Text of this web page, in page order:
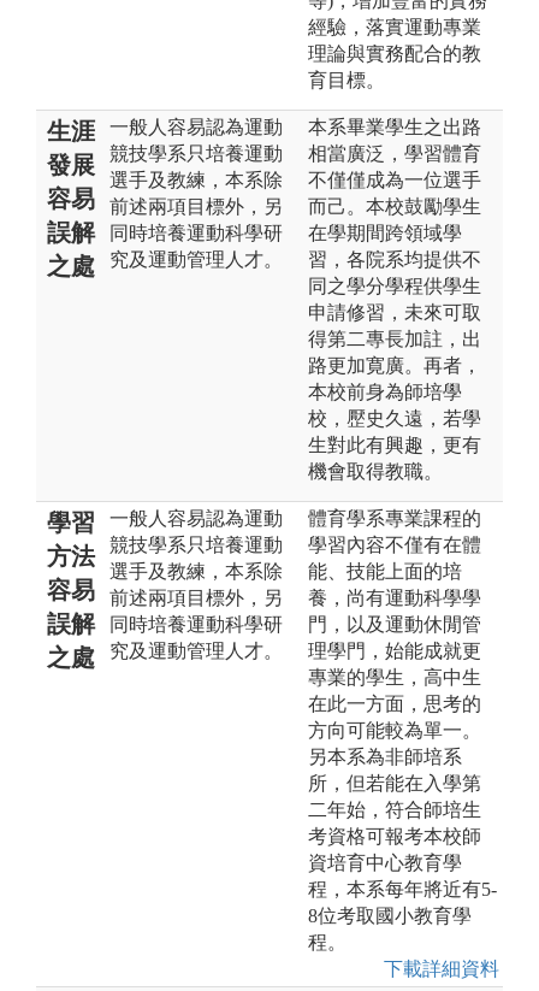
經驗，落實運動專業
理論與實務配合的教
育目標。
生涯
發展
容易
誤解
之處
一般人容易認為運動
競技學系只培養運動
選手及教練，本系除
前述兩項目標外，另
同時培養運動科學研
究及運動管理人才。
本系畢業學生之出路
相當廣泛，學習體育
不僅僅成為一位選手
而己。本校鼓勵學生
在學期間跨領域學
習，各院系均提供不
同之學分學程供學生
申請修習，未來可取
得第二專長加註，出
路更加寛廣。再者，
本校前身為師培學
校，㱘史久遠，若學
生對此有興趣，更有
機會取得教職。
學習
方法
容易
誤解
之處
一般人容易認為運動
競技學系只培養運動
選手及教練，本系除
前述兩項目標外，另
同時培養運動科學研
究及運動管理人才。
體育學系專業課程的
學習內容不僅有在體
能、技能上面的培
養，尚有運動科學學
門，以及運動休閒管
理學門，始能成就更
專業的學生，高中生
在此一方面，思考的
方向可能較為單一。
另本系為非師培系
所，但若能在入學第
二年始，符合師培生
考資格可報考本校師
資培育中心教育學
程，本系每年將近有5-
8位考取國小教育學
程。
下載詳細資料